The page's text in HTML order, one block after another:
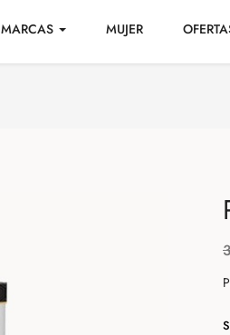
MARCAS MUJER